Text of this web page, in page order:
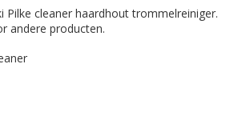
Pilke cleaner haardhout trommelreiniger.
andere producten.